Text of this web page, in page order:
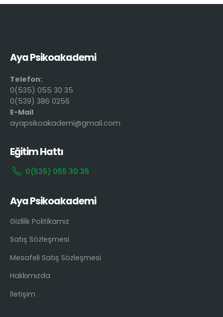
Aya Psikoakademi
Telefon:
0(535) 055 30 35
0(539) 386 0256
E-Mail
ayapsikoakademi@gmail.com
Eğitim Hattı
0(535) 055 30 35
Aya Psikoakademi
Gizlilik Politikamız
Satış Sözleşmesi
Mesafeli Satış Sözleşmesi
Hakkımızda
İletişim